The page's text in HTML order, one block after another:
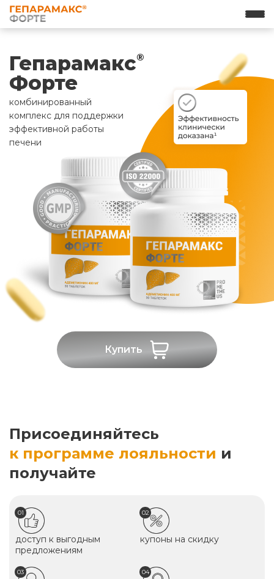
Гепарамакс®
Форте
комбинированный
комплекс для поддержки
эффективной работы
печени
Купить
Присоединяйтесь
к программе лояльности и
получайте
01
доступ к выгодным
предложениям
02
купоны на скидку
03 04